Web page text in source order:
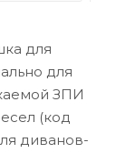
для
для
ЗПИ
(код
диванов-